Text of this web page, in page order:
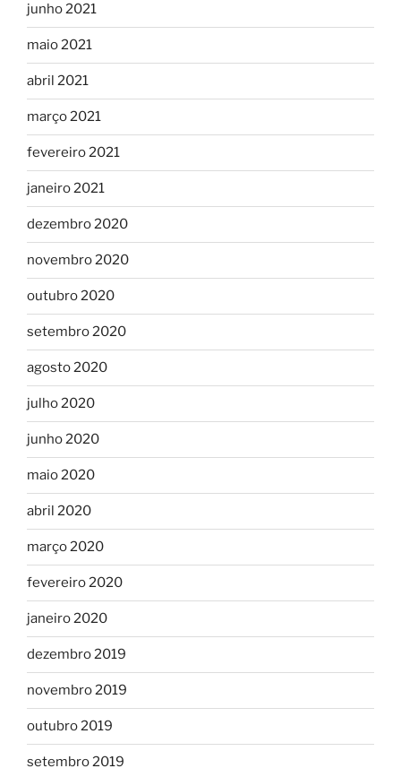
junho 2021
maio 2021
abril 2021
março 2021
fevereiro 2021
janeiro 2021
dezembro 2020
novembro 2020
outubro 2020
setembro 2020
agosto 2020
julho 2020
junho 2020
maio 2020
abril 2020
março 2020
fevereiro 2020
janeiro 2020
dezembro 2019
novembro 2019
outubro 2019
setembro 2019